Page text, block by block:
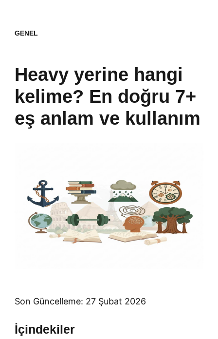
GENEL
Heavy yerine hangi
kelime? En doğru 7+
eş anlam ve kullanım
Son Güncelleme: 27 Şubat 2026
İçindekiler